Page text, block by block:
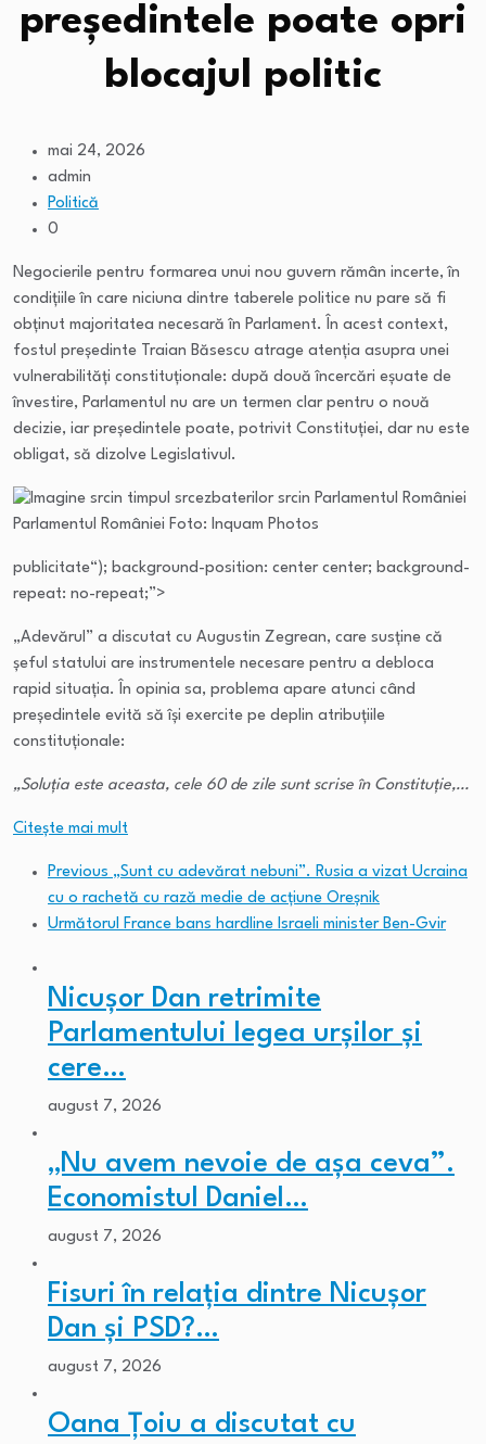
președintele poate opri
blocajul politic
mai 24, 2026
admin
Politică
0
Negocierile pentru formarea unui nou guvern rămân incerte, în
condițiile în care niciuna dintre taberele politice nu pare să fi
obținut majoritatea necesară în Parlament. În acest context,
fostul președinte Traian Băsescu atrage atenția asupra unei
vulnerabilități constituționale: după două încercări eșuate de
învestire, Parlamentul nu are un termen clar pentru o nouă
decizie, iar președintele poate, potrivit Constituției, dar nu este
obligat, să dizolve Legislativul.
Parlamentul României Foto: Inquam Photos
publicitate“); background-position: center center; background-
repeat: no-repeat;”>
„Adevărul” a discutat cu Augustin Zegrean, care susține că
șeful statului are instrumentele necesare pentru a debloca
rapid situația. În opinia sa, problema apare atunci când
președintele evită să își exercite pe deplin atribuțiile
constituționale:
„Soluţia este aceasta, cele 60 de zile sunt scrise în Constituţie,…
Citeşte mai mult
Previous „Sunt cu adevărat nebuni”. Rusia a vizat Ucraina
cu o rachetă cu rază medie de acţiune Oreşnik
Următorul France bans hardline Israeli minister Ben-Gvir
Nicușor Dan retrimite
Parlamentului legea urșilor și
cere…
august 7, 2026
„Nu avem nevoie de așa ceva”.
Economistul Daniel…
august 7, 2026
Fisuri în relația dintre Nicușor
Dan și PSD?…
august 7, 2026
Oana Țoiu a discutat cu